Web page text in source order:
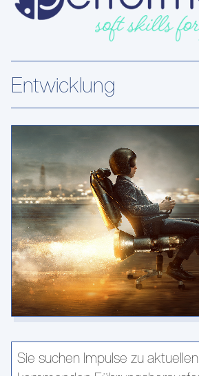
Entwicklung
Sie suchen Impulse zu